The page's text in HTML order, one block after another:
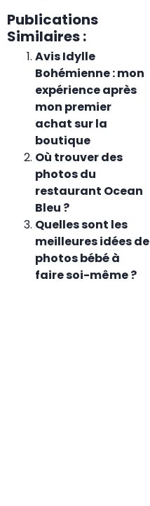
Publications
Similaires :
Avis Idylle
Bohémienne : mon
expérience après
mon premier
achat sur la
boutique
Où trouver des
photos du
restaurant Ocean
Bleu ?
Quelles sont les
meilleures idées de
photos bébé à
faire soi-même ?